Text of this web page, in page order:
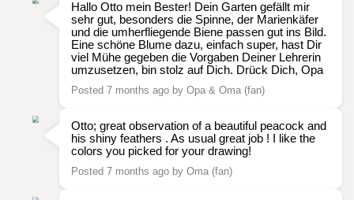
Hallo Otto mein Bester! Dein Garten gefällt mir
sehr gut, besonders die Spinne, der Marienkäfer
und die umherfliegende Biene passen gut ins Bild.
Eine schöne Blume dazu, einfach super, hast Dir
viel Mühe gegeben die Vorgaben Deiner Lehrerin
umzusetzen, bin stolz auf Dich. Drück Dich, Opa
Posted 7 months ago by Opa & Oma (fan)
Otto; great observation of a beautiful peacock and
his shiny feathers . As usual great job ! I like the
colors you picked for your drawing!
Posted 7 months ago by Oma (fan)